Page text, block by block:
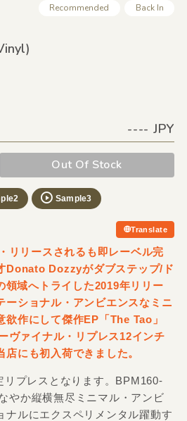
Recommended Back In
---- JPY
Out Of Stock
Sample3
Translate
リリースされるも即レーベル完
Donato Dozzyがダブステップ/ド
領域へトライした2019年リリー
ーショナル・アンビエンスなミニ
欲作にして傑作EP「The Tao」
ヴァイナル・リプレス12インチ
にも初入荷できました。
リプレスとなります。BPM160-
やか縦横無尽ミニマル・アンビ
ナルにエクスペリメンタル躍動す